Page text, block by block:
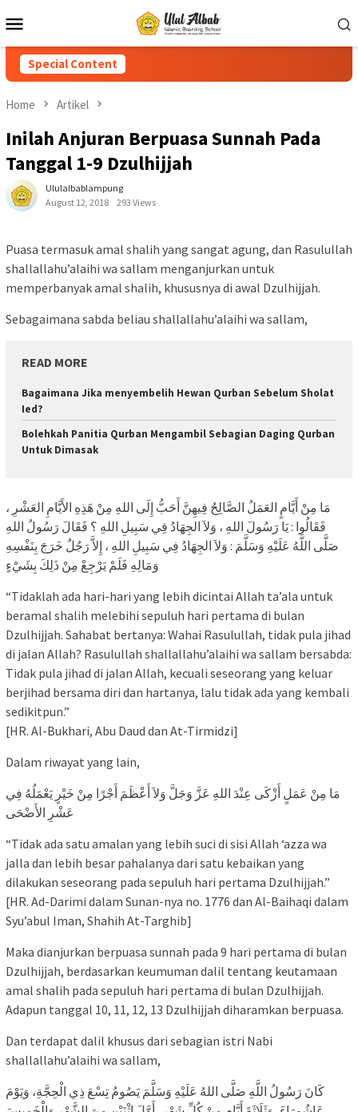
Special Content
Home Artikel
Inilah Anjuran Berpuasa Sunnah Pada
Tanggal 1-9 Dzulhijjah
Ululalbablampung
August 12, 2018
293 Views
Puasa termasuk amal shalih yang sangat agung, dan Rasulullah
shallallahu’alaihi wa sallam menganjurkan untuk
memperbanyak amal shalih, khususnya di awal Dzulhijjah.
Sebagaimana sabda beliau shallallahu’alaihi wa sallam,
READ MORE
Bagaimana Jika menyembelih Hewan Qurban Sebelum Sholat
Ied?
Bolehkah Panitia Qurban Mengambil Sebagian Daging Qurban
Untuk Dimasak
مَا مِنْ أَيَّامٍ العَمَلُ الصَّالِحُ فِيهِنَّ أَحَبُّ إِلَى اللهِ مِنْ هَذِهِ الأَيَّامِ العَشْرِ ،
فَقَالُوا : يَا رَسُولَ اللهِ ، وَلاَ الجِهَادُ فِي سَبِيلِ اللهِ ؟ فَقَالَ رَسُولُ اللهِ
صَلَّى اللَّهُ عَلَيْهِ وَسَلَّمَ : وَلاَ الجِهَادُ فِي سَبِيلِ اللهِ ، إِلاَّ رَجُلٌ خَرَجَ بِنَفْسِهِ
وَمَالِهِ فَلَمْ يَرْجِعْ مِنْ ذَلِكَ بِشَيْءٍ
“Tidaklah ada hari-hari yang lebih dicintai Allah ta’ala untuk
beramal shalih melebihi sepuluh hari pertama di bulan
Dzulhijjah. Sahabat bertanya: Wahai Rasulullah, tidak pula jihad
di jalan Allah? Rasulullah shallallahu’alaihi wa sallam bersabda:
Tidak pula jihad di jalan Allah, kecuali seseorang yang keluar
berjihad bersama diri dan hartanya, lalu tidak ada yang kembali
sedikitpun.”
[HR. Al-Bukhari, Abu Daud dan At-Tirmidzi]
Dalam riwayat yang lain,
مَا مِنْ عَمَلٍ أَزْكَى عِنْدَ اللهِ عَزَّ وَجَلَّ وَلاَ أَعْظَمَ أَجْرًا مِنْ خَيْرٍ يَعْمَلُهُ فِي
عَشْرِ الأَضْحَى
“Tidak ada satu amalan yang lebih suci di sisi Allah ‘azza wa
jalla dan lebih besar pahalanya dari satu kebaikan yang
dilakukan seseorang pada sepuluh hari pertama Dzulhijjah.”
[HR. Ad-Darimi dalam Sunan-nya no. 1776 dan Al-Baihaqi dalam
Syu’abul Iman, Shahih At-Targhib]
Maka dianjurkan berpuasa sunnah pada 9 hari pertama di bulan
Dzulhijjah, berdasarkan keumuman dalil tentang keutamaan
amal shalih pada sepuluh hari pertama di bulan Dzulhijjah.
Adapun tanggal 10, 11, 12, 13 Dzulhijjah diharamkan berpuasa.
Dan terdapat dalil khusus dari sebagian istri Nabi
shallallahu’alaihi wa sallam,
كَانَ رَسُولُ اللَّهِ صَلَّى اللهُ عَلَيْهِ وَسَلَّمَ يَصُومُ تِسْعَ ذِي الْحِجَّةِ، وَيَوْمَ